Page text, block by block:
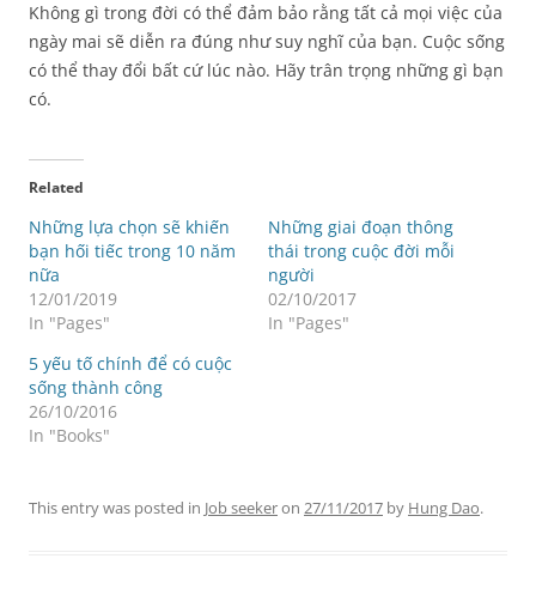
Không gì trong đời có thể đảm bảo rằng tất cả mọi việc của
ngày mai sẽ diễn ra đúng như suy nghĩ của bạn. Cuộc sống
có thể thay đổi bất cứ lúc nào. Hãy trân trọng những gì bạn
có.
Related
Những lựa chọn sẽ khiến
bạn hối tiếc trong 10 năm
nữa
12/01/2019
In "Pages"
Những giai đoạn thông
thái trong cuộc đời mỗi
người
02/10/2017
In "Pages"
5 yếu tố chính để có cuộc
sống thành công
26/10/2016
In "Books"
This entry was posted in Job seekeron 27/11/2017 by Hung Dao.